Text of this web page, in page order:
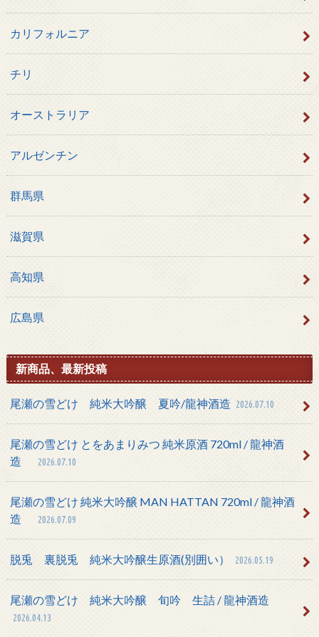
カリフォルニア
チリ
オーストラリア
アルゼンチン
群馬県
滋賀県
高知県
広島県
新商品、最新投稿
尾瀬の雪どけ 純米大吟醸 夏吟/龍神酒造 2026.07.10
尾瀬の雪どけ とをあまりみつ 純米原酒 720ml / 龍神酒
造
2026.07.10
尾瀬の雪どけ 純米大吟醸 MAN HATTAN 720ml / 龍神酒
造
2026.07.09
脱兎 裏脱兎 純米大吟醸生原酒(別囲い） 2026.05.19
尾瀬の雪どけ 純米大吟醸 旬吟 生詰 / 龍神酒造
2026.04.13